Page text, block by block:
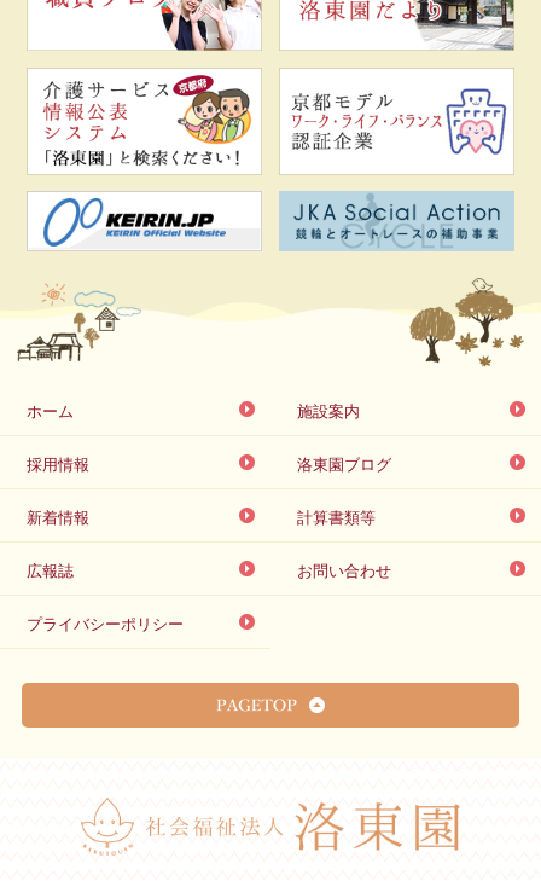
ホーム 施設案内
採用情報 洛東園ブログ
新着情報 計算書類等
広報誌 お問い合わせ
プライバシーポリシー